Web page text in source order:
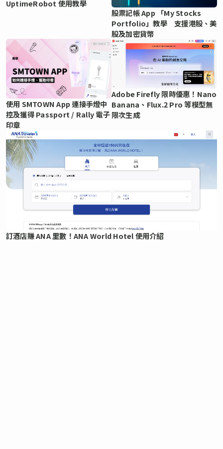
UptimeRobot 使用教學
股票記帳 App 「My Stocks
Portfolio」教學 支援港股、美
股及加密貨幣
使用 SMTOWN App 連接手燈中
控及獲得 Passport / Rally 電子
印章
Adobe Firefly 限時優惠！Nano
Banana、Flux.2 Pro 等模型無
限次生成
訂酒店賺 ANA 里數！ANA World Hotel 使用介紹